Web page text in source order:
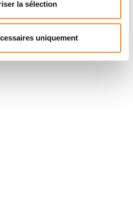
la sélection
uniquement